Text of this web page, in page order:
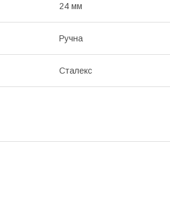
24 мм
Ручна
Сталекс